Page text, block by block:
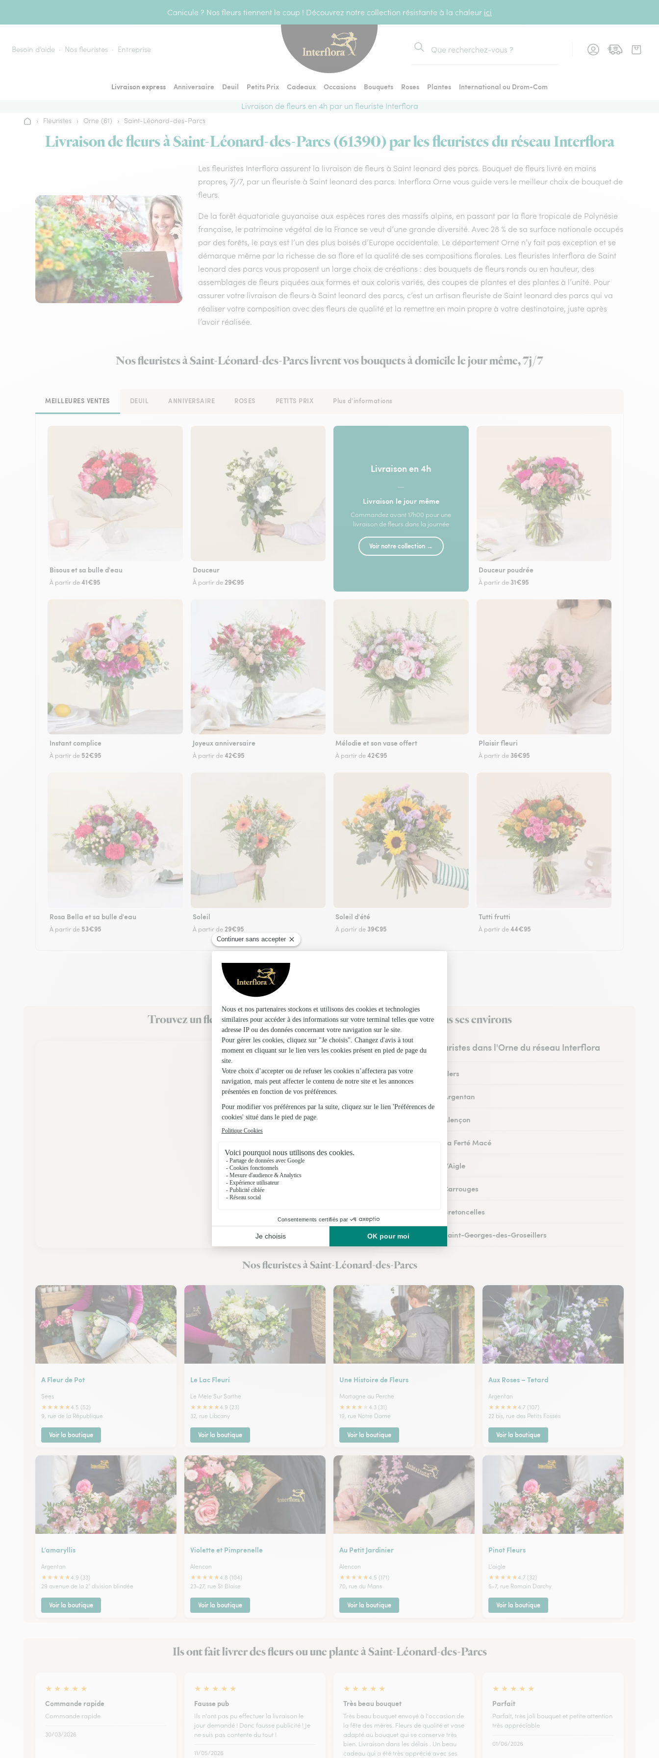
Canicule ? Nos fleurs tiennent le coup ! Découvrez notre collection résistante à la chaleur ici
Besoin d’aide Nos fleuristes Entreprise
Rechercher
Livraison express Anniversaire Deuil Petits Prix Cadeaux Occasions Bouquets Roses Plantes
International ou Drom-Com
Livraison de fleurs en 4h par un fleuriste Interflora
Accueil
› Fleuristes › Orne (61) › Saint-Léonard-des-Parcs
Livraison de fleurs à Saint-Léonard-des-Parcs (61390) par les fleuristes du réseau Interflora
Les fleuristes Interflora assurent la livraison de fleurs à Saint leonard des parcs. Bouquet de fleurs livré en mains
propres, 7j/7, par un fleuriste à Saint leonard des parcs. Interflora Orne vous guide vers le meilleur choix de bouquet de
fleurs.
De la forêt équatoriale guyanaise aux espèces rares des massifs alpins, en passant par la flore tropicale de Polynésie
française, le patrimoine végétal de la France se veut d’une grande diversité. Avec 28 % de sa surface nationale occupés
par des forêts, le pays est l’un des plus boisés d’Europe occidentale. Le département Orne n’y fait pas exception et se
démarque même par la richesse de sa flore et la qualité de ses compositions florales. Les fleuristes Interflora de Saint
leonard des parcs vous proposent un large choix de créations : des bouquets de fleurs ronds ou en hauteur, des
assemblages de fleurs piquées aux formes et aux coloris variés, des coupes de plantes et des plantes à l’unité. Pour
assurer votre livraison de fleurs à Saint leonard des parcs, c’est un artisan fleuriste de Saint leonard des parcs qui va
réaliser votre composition avec des fleurs de qualité et la remettre en main propre à votre destinataire, juste après
l’avoir réalisée.
Nos fleuristes à Saint-Léonard-des-Parcs livrent vos bouquets à domicile le jour même, 7j/7
MEILLEURES VENTES DEUIL ANNIVERSAIRE ROSES PETITS PRIX Plus d'informations
Bisous et sa bulle d'eau
À partir de41€95
Douceur
À partir de 29€95
Livraison en 4h
—
Livraison le jour même
Commandez avant 17h00 pour une
livraison de fleurs dans la journée
Voir notre collection →
Douceur poudrée
À partir de 31€95
Instant complice
À partir de 52€95
Joyeux anniversaire
À partir de42€95
Mélodie et son vase offert
À partir de42€95
Plaisir fleuri
À partir de 36€95
Rosa Bella et sa bulle d'eau
À partir de 53€95
Soleil
À partir de 29€95
Soleil d'été
À partir de 39€95
Tutti frutti
À partir de44€95
Trouvez un fleuriste Interflora à Saint-Léonard-des-Parcs et dans ses environs
Les fleuristes dans l'Orne du réseau Interflora
Fleuristes à Flers
Fleuristes à Argentan
Fleuristes à Alençon
Fleuristes à La Ferté Macé
Fleuristes à L’Aigle
Fleuristes à Carrouges
Fleuristes à Bretoncelles
Fleuristes à Saint-Georges-des-Groseillers
Nos fleuristes à Saint-Léonard-des-Parcs
A Fleur de Pot
Sees
★★★★★4.5 (52)
9, rue de la République
Voir la boutique
Le Lac Fleuri
Le Mele Sur Sarthe
★★★★★4.9 (23)
32, rue Libcany
Voir la boutique
Une Histoire de Fleurs
Mortagne au Perche
★★★★
4.3 (31)
19, rue Notre Dame
Voir la boutique
Aux Roses – Tetard
Argentan
★★★★★4.7 (107)
22 bis, rue des Petits Fossés
Voir la boutique
L’amaryllis
Argentan
★★★★★4.9 (33)
29 avenue de la 2° division blindée
Voir la boutique
Violette et Pimprenelle
Alencon
★★★★★4.8 (104)
23-27, rue St Blaise
Voir la boutique
Au Petit Jardinier
Alencon
★★★★★4.5 (171)
70, rue du Mans
Voir la boutique
Pinot Fleurs
L'aigle
★★★★★4.7 (32)
5-7, rue Romain Darchy
Voir la boutique
Ils ont fait livrer des fleurs ou une plante à Saint-Léonard-des-Parcs
★ ★ ★ ★ ★
Commande rapide
Commande rapide
30/03/2026
★ ★ ★ ★ ★
Fausse pub
Ils n'ont pas pu effectuer la livraison le
jour demandé ! Donc fausse publicité ! Je
ne suis pas contente du tout !
11/05/2026
★ ★ ★ ★ ★
Très beau bouquet
Très beau bouquet envoyé à l'occasion de
la fête des mères. Fleurs de qualité et vase
adapté au bouquet qui se conserve très
bien. Livraison dans les délais . Un beau
cadeau qui a été très apprécié avec ses
★ ★ ★ ★ ★
Parfait
Parfait, très joli bouquet et petite attention
très appréciable
01/06/2026